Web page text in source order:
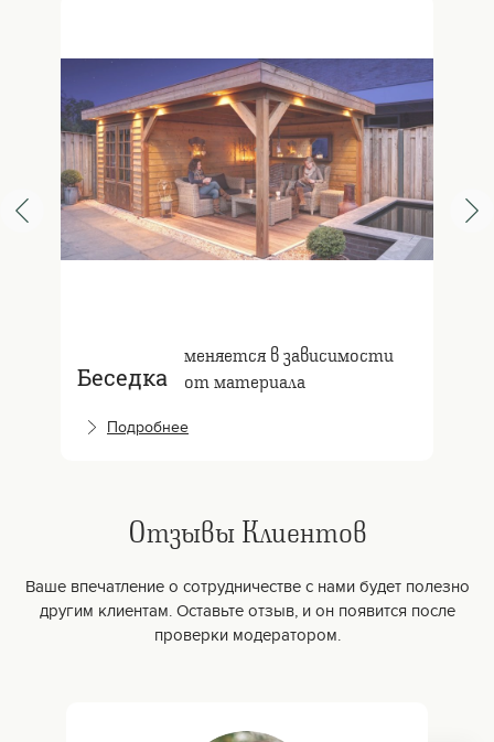
Беседка
меняется в зависимости
от материала
Подробнее
Отзывы Клиентов
Ваше впечатление о сотрудничестве с нами будет полезно
другим клиентам. Оставьте отзыв, и он появится после
проверки модератором.